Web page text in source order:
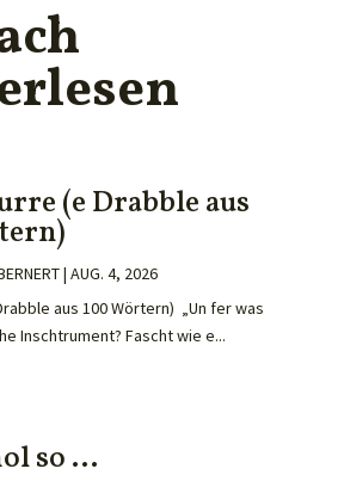
(e Drabble aus
| AUG. 4, 2026
aus 100 Wörtern) „Un fer was
Inschtrument? Fascht wie e...
so …